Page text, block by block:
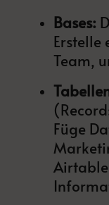
Bases:
Team,
Füge